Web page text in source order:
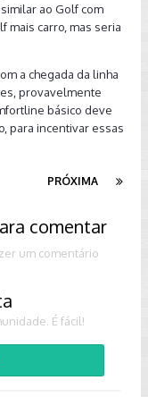
ao Golf com
mais carro, mas seria
a chegada da linha
provavelmente
básico deve
para incentivar essas
PRÓXIMA
comentar
um comentário
É fácil!